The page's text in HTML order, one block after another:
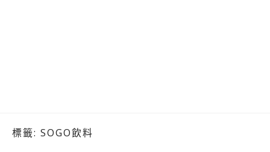
標籤: SOGO飲料